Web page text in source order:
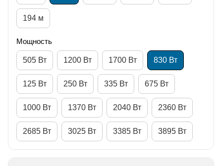
194 м
Мощность
505 Вт 1200 Вт 1700 Вт 830 Вт
125 Вт 250 Вт 335 Вт 675 Вт
1000 Вт 1370 Вт 2040 Вт 2360 Вт
2685 Вт 3025 Вт 3385 Вт 3895 Вт